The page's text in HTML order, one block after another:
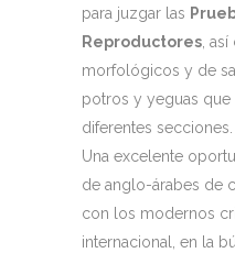
para juzgar las
Reproductores ,
morfológicos y de
potros y yeguas que
diferentes secciones.
Una excelente
de anglo-árabes de
con los modernos
internacional, en la